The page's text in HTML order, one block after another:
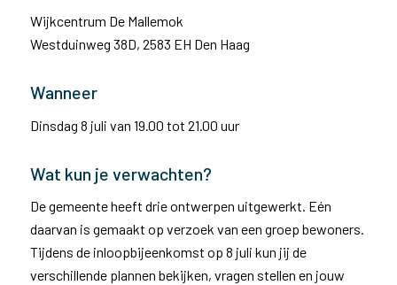
Wijkcentrum De Mallemok
Westduinweg 38D, 2583 EH Den Haag
Wanneer
Dinsdag 8 juli van 19.00 tot 21.00 uur
Wat kun je verwachten?
De gemeente heeft drie ontwerpen uitgewerkt. Eén
daarvan is gemaakt op verzoek van een groep bewoners.
Tijdens de inloopbijeenkomst op 8 juli kun jij de
verschillende plannen bekijken, vragen stellen en jouw